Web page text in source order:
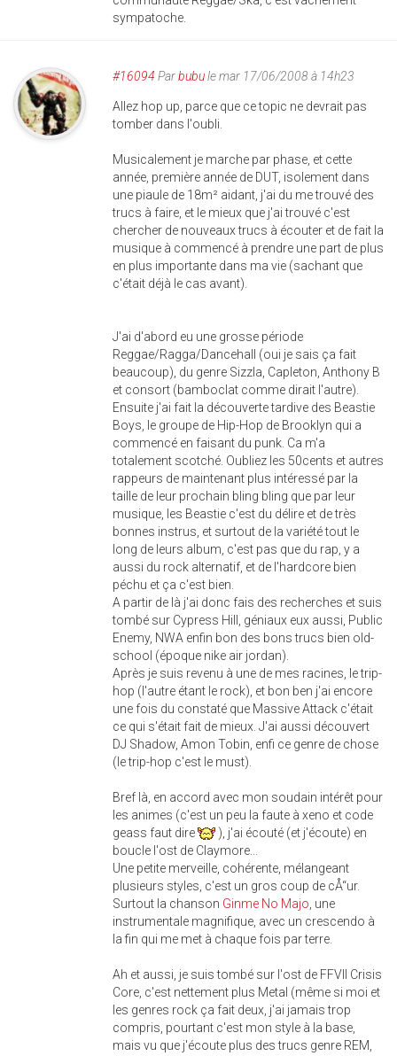
sympatoche.
#16094 Parbubule mar 17/06/2008 à 14h23
Allez hop up, parce que ce topic ne devrait pas
tomber dans l'oubli.
Musicalement je marche par phase, et cette
année, première année de DUT, isolement dans
une piaule de 18m² aidant, j'ai du me trouvé des
trucs à faire, et le mieux que j'ai trouvé c'est
chercher de nouveaux trucs à écouter et de fait la
musique à commencé à prendre une part de plus
en plus importante dans ma vie (sachant que
c'était déjà le cas avant).
J'ai d'abord eu une grosse période
Reggae/Ragga/Dancehall (oui je sais ça fait
beaucoup), du genre Sizzla, Capleton, Anthony B
et consort (bamboclat comme dirait l'autre).
Ensuite j'ai fait la découverte tardive des Beastie
Boys, le groupe de Hip-Hop de Brooklyn qui a
commencé en faisant du punk. Ca m'a
totalement scotché. Oubliez les 50cents et autres
rappeurs de maintenant plus intéressé par la
taille de leur prochain bling bling que par leur
musique, les Beastie c'est du délire et de très
bonnes instrus, et surtout de la variété tout le
long de leurs album, c'est pas que du rap, y a
aussi du rock alternatif, et de l'hardcore bien
péchu et ça c'est bien.
A partir de là j'ai donc fais des recherches et suis
tombé sur Cypress Hill, géniaux eux aussi, Public
Enemy, NWA enfin bon des bons trucs bien old-
school (époque nike air jordan).
Après je suis revenu à une de mes racines, le trip-
hop (l'autre étant le rock), et bon ben j'ai encore
une fois du constaté que Massive Attack c'était
ce qui s'était fait de mieux. J'ai aussi découvert
DJ Shadow, Amon Tobin, enfi ce genre de chose
(le trip-hop c'est le must).
Bref là, en accord avec mon soudain intérêt pour
les animes (c'est un peu la faute à xeno et code
geass faut dire
), j'ai écouté (et j'écoute) en
boucle l'ost de Claymore...
Une petite merveille, cohérente, mélangeant
plusieurs styles, c'est un gros coup de cÅ“ur.
Surtout la chanson Ginme No Majo , une
instrumentale magnifique, avec un crescendo à
la fin qui me met à chaque fois par terre.
Ah et aussi, je suis tombé sur l'ost de FFVII Crisis
Core, c'est nettement plus Metal (même si moi et
les genres rock ça fait deux, j'ai jamais trop
compris, pourtant c'est mon style à la base,
mais vu que j'écoute plus des trucs genre REM,